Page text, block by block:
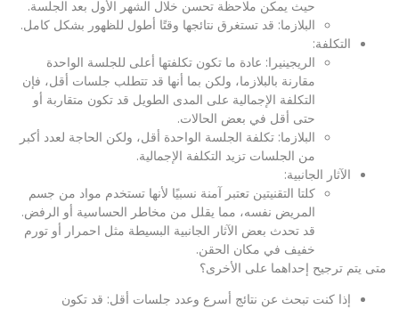
حيث يمكن ملاحظة تحسن خلال الشهر الأول بعد الجلسة.
البلازما: قد تستغرق نتائجها وقتًا أطول للظهور بشكل كامل.
التكلفة:
الريجينيرا: عادة ما تكون تكلفتها أعلى للجلسة الواحدة
مقارنة بالبلازما، ولكن بما أنها قد تتطلب جلسات أقل، فإن
التكلفة الإجمالية على المدى الطويل قد تكون متقاربة أو
حتى أقل في بعض الحالات.
البلازما: تكلفة الجلسة الواحدة أقل، ولكن الحاجة لعدد أكبر
من الجلسات تزيد التكلفة الإجمالية.
الآثار الجانبية:
كلتا التقنيتين تعتبر آمنة نسبيًا لأنها تستخدم مواد من جسم
المريض نفسه، مما يقلل من مخاطر الحساسية أو الرفض.
قد تحدث بعض الآثار الجانبية البسيطة مثل احمرار أو تورم
خفيف في مكان الحقن.
متى يتم ترجيح إحداهما على الأخرى؟
إذا كنت تبحث عن نتائج أسرع وعدد جلسات أقل: قد تكون